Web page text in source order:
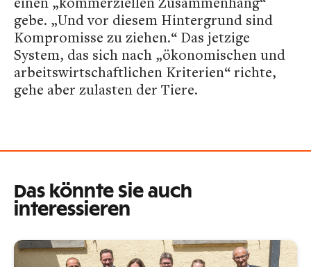
gebe. „Und vor diesem Hintergrund sind
Kompromisse zu ziehen.“ Das jetzige
System, das sich nach „ökonomischen und
arbeitswirtschaftlichen Kriterien“ richte,
gehe aber zulasten der Tiere.
Das könnte Sie auch
interessieren